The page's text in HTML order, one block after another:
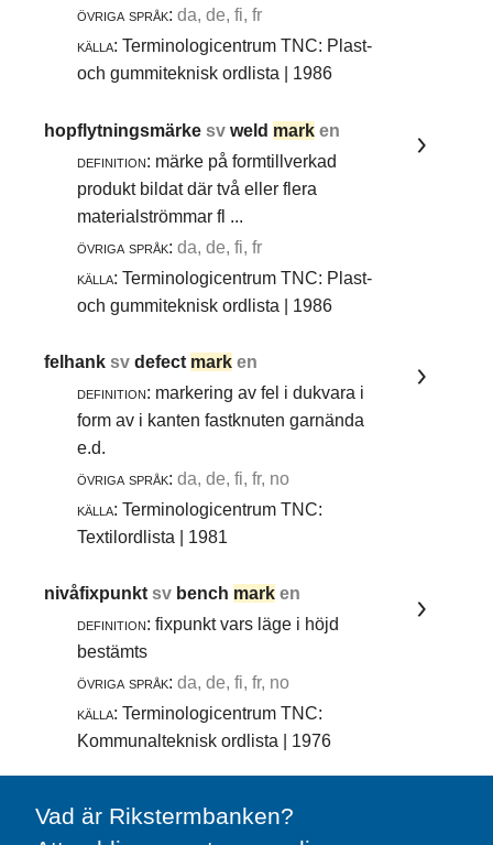
övriga språk: da, de, fi, fr
källa: Terminologicentrum TNC: Plast-
och gummiteknisk ordlista | 1986
hopflytningsmärkesvweld mark en
definition: märke på formtillverkad
produkt bildat där två eller flera
materialströmmar fl ...
övriga språk: da, de, fi, fr
källa: Terminologicentrum TNC: Plast-
och gummiteknisk ordlista | 1986
felhanksvdefect mark en
definition: markering av fel i dukvara i
form av i kanten fastknuten garnända
e.d.
övriga språk: da, de, fi, fr, no
källa: Terminologicentrum TNC:
Textilordlista | 1981
nivåfixpunktsv bench mark en
definition: fixpunkt vars läge i höjd
bestämts
övriga språk: da, de, fi, fr, no
källa: Terminologicentrum TNC:
Kommunalteknisk ordlista | 1976
Vad är Rikstermbanken?